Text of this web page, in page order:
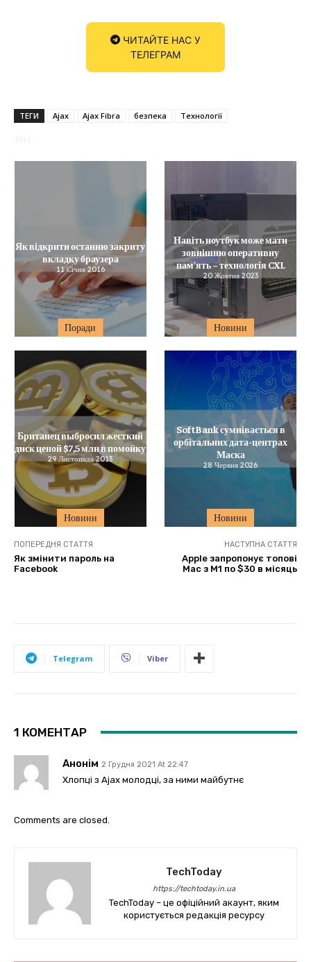
ЧИТАЙТЕ НАС У
ТЕЛЕГРАМ
ТЕГИ Ajax Ajax Fibra безпека Технології
Поради
Як відкрити останню закриту
вкладку браузера
11 Січня 2016
Новини
Навіть ноутбук може мати
зовнішню оперативну
пам’ять – технологія CXL
20 Жовтня 2023
Новини
Британец выбросил жесткий
диск ценой $7,5 млн в помойку
29 Листопада 2013
Новини
SoftBank сумнівається в
орбітальних дата-центрах
Маска
28 Червня 2026
ПОПЕРЕДНЯ СТАТТЯ
Як змінити пароль на
Facebook
НАСТУПНА СТАТТЯ
Apple запропонує топові
Mac з M1 по $30 в місяць
Telegram Viber
1 КОМЕНТАР
Анонім 2 Грудня 2021 At 22:47
Хлопці з Ajax молодці, за ними майбутнє
Comments are closed.
TechToday
https://techtoday.in.ua
TechToday – це офіційний акаунт, яким
користується редакція ресурсу